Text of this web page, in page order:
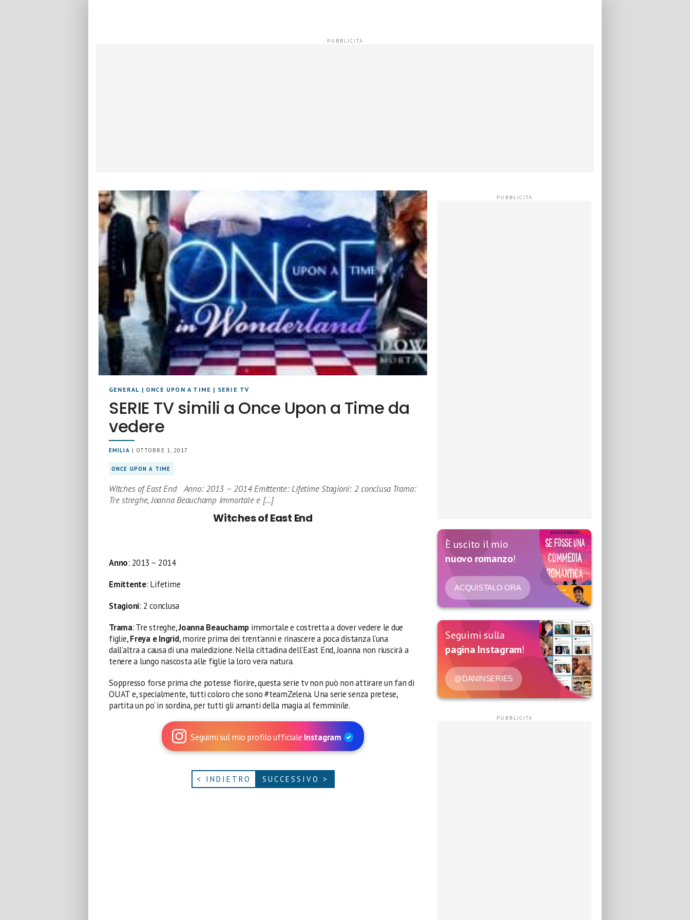
GENERAL | ONCE UPON A TIME | SERIE TV
SERIE TV simili a Once Upon a Time da
vedere
EMILIA | OTTOBRE 1, 2017
ONCE UPON A TIME
Witches of East End Anno: 2013 – 2014 Emittente: Lifetime Stagioni: 2 conclusa Trama:
Tre streghe, Joanna Beauchamp immortale e […]
Witches of East End
Anno: 2013 – 2014
Emittente: Lifetime
Stagioni: 2 conclusa
Trama: Tre streghe,Joanna Beauchamp immortale e costretta a dover vedere le due
figlie,Freya e Ingrid, morire prima dei trent’anni e rinascere a poca distanza l’una
dall’altra a causa di una maledizione. Nella cittadina dell’East End, Joanna non riuscirà a
tenere a lungo nascosta alle figlie la loro vera natura.
Soppresso forse prima che potesse fiorire, questa serie tv non può non attirare un fan di
OUAT e, specialmente, tutti coloro che sono #teamZelena. Una serie senza pretese,
partita un po’ in sordina, per tutti gli amanti della magia al femminile.
Seguimi sul mio profilo ufficiale Instagram
< INDIETRO SUCCESSIVO >
È uscito il mio
nuovo romanzo!
ACQUISTALO ORA
Seguimi sulla
pagina Instagram!
@DANINSERIES